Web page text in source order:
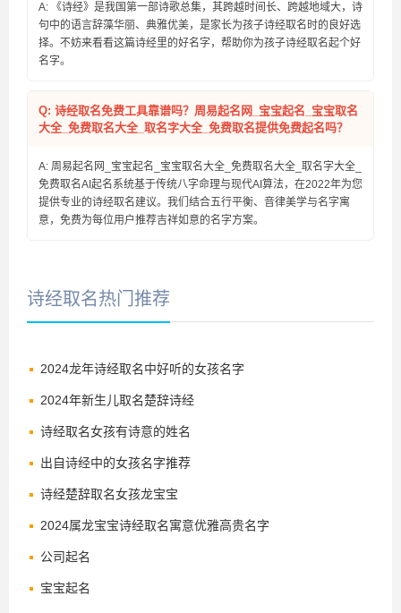
A: 《诗经》是我国第一部诗歌总集，其跨越时间长、跨越地域大，诗
句中的语言辞藻华丽、典雅优美，是家长为孩子诗经取名时的良好选
择。不妨来看看这篇诗经里的好名字，帮助你为孩子诗经取名起个好
名字。
Q: 诗经取名免费工具靠谱吗？周易起名网_宝宝起名_宝宝取名
大全_免费取名大全_取名字大全_免费取名提供免费起名吗？
A: 周易起名网_宝宝起名_宝宝取名大全_免费取名大全_取名字大全_
免费取名AI起名系统基于传统八字命理与现代AI算法，在2022年为您
提供专业的诗经取名建议。我们结合五行平衡、音律美学与名字寓
意，免费为每位用户推荐吉祥如意的名字方案。
诗经取名热门推荐
2024龙年诗经取名中好听的女孩名字
2024年新生儿取名楚辞诗经
诗经取名女孩有诗意的姓名
出自诗经中的女孩名字推荐
诗经楚辞取名女孩龙宝宝
2024属龙宝宝诗经取名寓意优雅高贵名字
公司起名
宝宝起名